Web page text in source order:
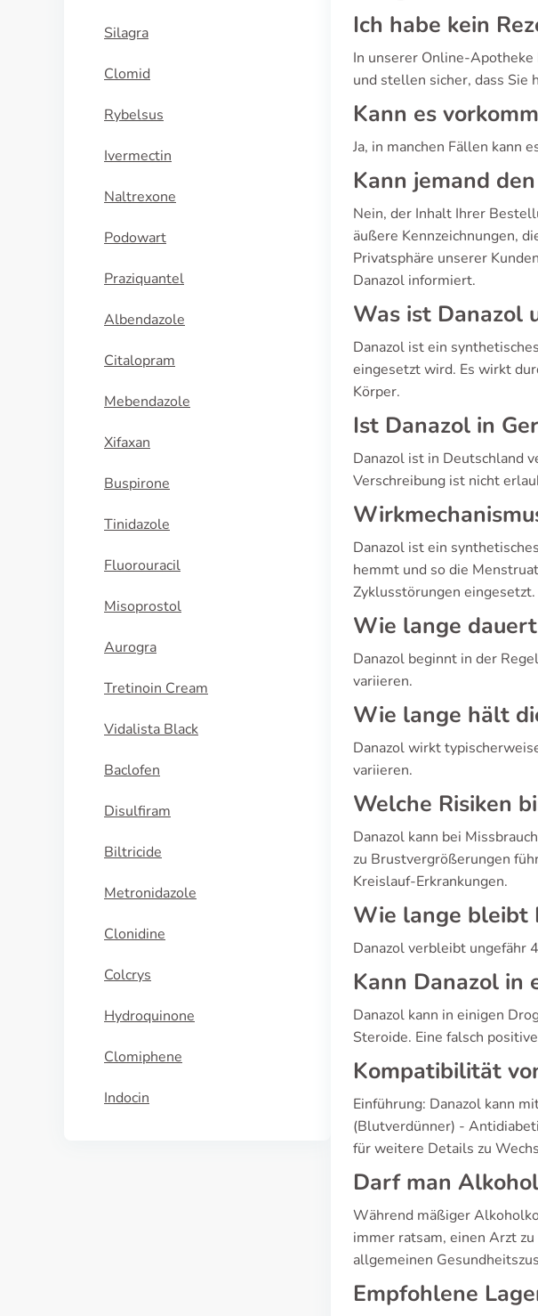
Silagra
Clomid
Rybelsus
Ivermectin
Naltrexone
Podowart
Praziquantel
Albendazole
Citalopram
Mebendazole
Xifaxan
Buspirone
Tinidazole
Fluorouracil
Misoprostol
Aurogra
Tretinoin Cream
Vidalista Black
Baclofen
Disulfiram
Biltricide
Metronidazole
Clonidine
Colcrys
Hydroquinone
Clomiphene
Indocin
Ich habe kein
In unserer Online-Apotheke
und stellen sicher, dass Sie
Kann es
Ja, in manchen Fällen kann
Kann jemand
Nein, der Inhalt Ihrer
äußere Kennzeichnungen,
Privatsphäre unserer
Danazol informiert.
Was ist Danazol
Danazol ist ein
eingesetzt wird. Es wirkt
Körper.
Ist Danazol in
Danazol ist in Deutschland
Verschreibung ist nicht
Danazol ist ein
hemmt und so die
Zyklusstörungen eingesetzt.
Wie lange
Danazol beginnt in der
variieren.
Wie lange hält
Danazol wirkt
variieren.
Welche Risiken
Danazol kann bei
zu Brustvergrößerungen
Kreislauf-Erkrankungen.
Wie lange bleibt
Danazol verbleibt ungefähr
Kann Danazol in
Danazol kann in einigen
Steroide. Eine falsch
Kompatibilität
Einführung: Danazol kann
(Blutverdünner) -
für weitere Details zu
Darf man
Während mäßiger
immer ratsam, einen Arzt
allgemeinen
Empfohlene